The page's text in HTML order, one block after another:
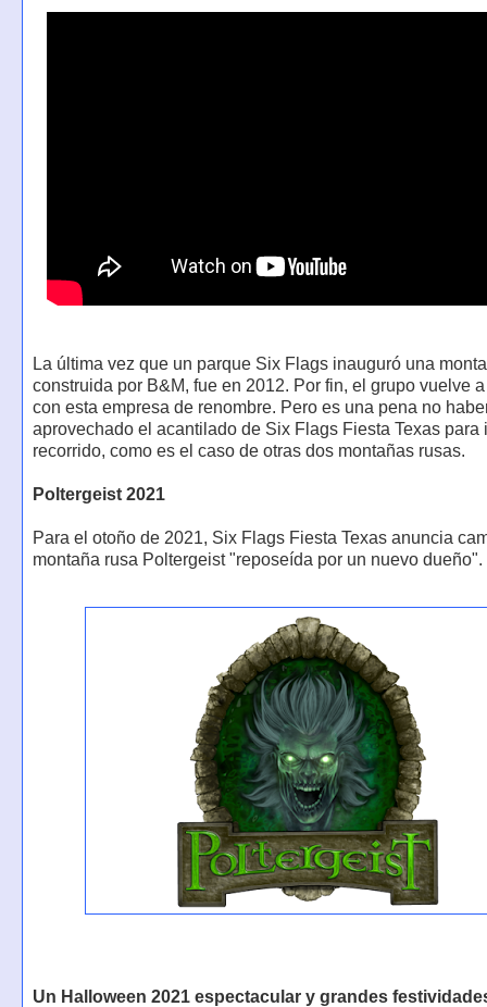
La última vez que un parque Six Flags inauguró una
construida por B&M, fue en 2012. Por fin, el grupo vuelve
con esta empresa de renombre. Pero es una pena no
aprovechado el acantilado de Six Flags Fiesta Texas para
recorrido, como es el caso de otras dos montañas rusas.
Poltergeist 2021
Para el otoño de 2021, Six Flags Fiesta Texas anuncia
montaña rusa Poltergeist "reposeída por un nuevo dueño".
Un Halloween 2021 espectacular y grandes